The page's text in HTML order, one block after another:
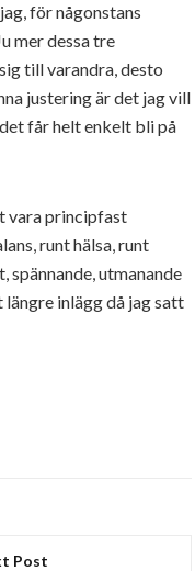
för någonstans
mer dessa tre
till varandra, desto
justering är det jag vill
får helt enkelt bli på
vara principfast
runt hälsa, runt
utmanande
inlägg då jag satt
Post